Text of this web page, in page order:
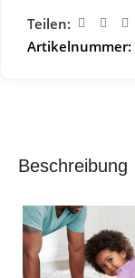
Teilen:
Artikelnummer:
Beschreibung